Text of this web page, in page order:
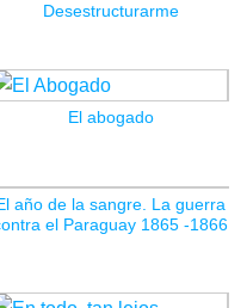
Desestructurarme
El abogado
año de la sangre. La guerra
el Paraguay 1865 -1866